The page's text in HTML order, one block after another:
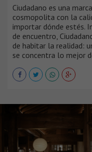
Ciudadano es una
cosmopolita con la
importar dónde estés.
de encuentro,
de habitar la realidad:
se concentra lo mejor